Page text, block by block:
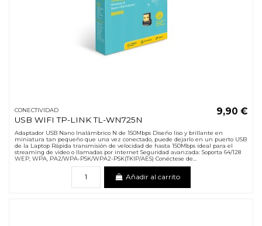
CONECTIVIDAD
USB WIFI TP-LINK TL-WN725N
9,90 €
Adaptador USB Nano Inalámbrico N de 150Mbps Diseño liso y brillante en
miniatura tan pequeño que una vez conectado, puede dejarlo en un puerto USB
de la Laptop Rápida transmisión de velocidad de hasta 150Mbps ideal para el
streaming de video o llamadas por internet Seguridad avanzada: Soporta 64/128
WEP, WPA, PA2/WPA-PSK/WPA2-PSK(TKIP/AES) Conéctese de...
Añadir al carrito